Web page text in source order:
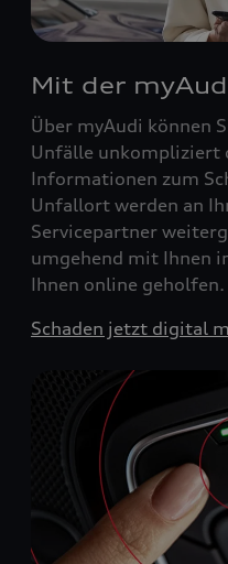
Mit der
Über myAudi können
Unfälle unkompliziert
Informationen zum
Unfallort werden an
Servicepartner
umgehend mit Ihnen
Ihnen online
Schaden jetzt digital